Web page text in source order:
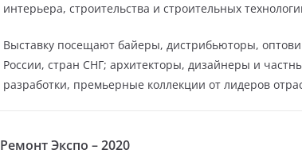
интерьера, строительства и строительных
Выставку посещают байеры, дистрибьюторы,
России, стран СНГ; архитекторы, дизайнеры и
разработки, премьерные коллекции от лидеров
Ремонт Экспо – 2020